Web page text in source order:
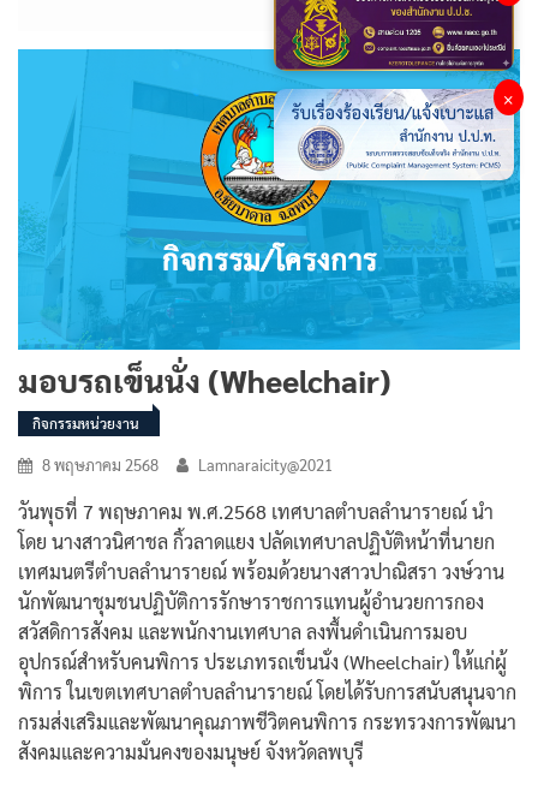
มอบรถเข็นนั่ง (Wheelchair)
กิจกรรมหน่วยงาน
8 พฤษภาคม 2568 Lamnaraicity@2021
วันพุธที่ 7 พฤษภาคม พ.ศ.2568 เทศบาลตำบลลำนารายณ์ นำ
โดย นางสาวนิศาชล กิ้วลาดแยง ปลัดเทศบาลปฏิบัติหน้าที่นายก
เทศมนตรีตำบลลำนารายณ์ พร้อมด้วยนางสาวปาณิสรา วงษ์วาน
นักพัฒนาชุมชนปฏิบัติการรักษาราชการแทนผู้อำนวยการกอง
สวัสดิการสังคม และพนักงานเทศบาล ลงพื้นดำเนินการมอบ
อุปกรณ์สำหรับคนพิการ ประเภทรถเข็นนั่ง (Wheelchair) ให้แก่ผู้
พิการ ในเขตเทศบาลตำบลลำนารายณ์ โดยได้รับการสนับสนุนจาก
กรมส่งเสริมและพัฒนาคุณภาพชีวิตคนพิการ กระทรวงการพัฒนา
สังคมและความมั่นคงของมนุษย์ จังหวัดลพบุรี
×